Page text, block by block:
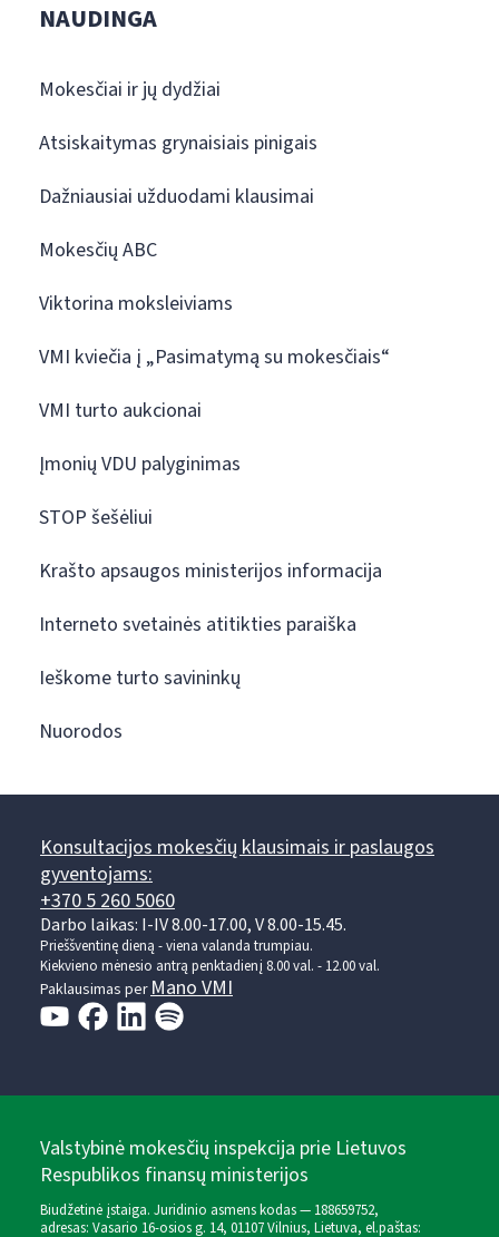
NAUDINGA
Mokesčiai ir jų dydžiai
Atsiskaitymas grynaisiais pinigais
Dažniausiai užduodami klausimai
Mokesčių ABC
Viktorina moksleiviams
VMI kviečia į „Pasimatymą su mokesčiais“
VMI turto aukcionai
Įmonių VDU palyginimas
STOP šešėliui
Krašto apsaugos ministerijos informacija
Interneto svetainės atitikties paraiška
Ieškome turto savininkų
Nuorodos
Konsultacijos mokesčių klausimais ir paslaugos
gyventojams:
+370 5 260 5060
Darbo laikas: I-IV 8.00-17.00, V 8.00-15.45.
Prieššventinę dieną - viena valanda trumpiau.
Kiekvieno mėnesio antrą penktadienį 8.00 val. - 12.00 val.
Paklausimas perMano VMI
Valstybinė mokesčių inspekcija prie Lietuvos
Respublikos finansų ministerijos
Biudžetinė įstaiga. Juridinio asmens kodas — 188659752,
adresas: Vasario 16-osios g. 14, 01107 Vilnius, Lietuva, el.paštas: